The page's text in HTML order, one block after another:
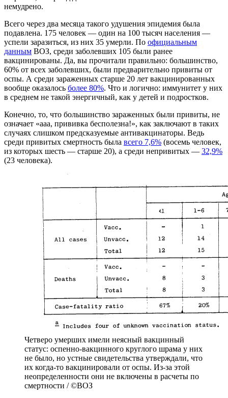
немудрено.
Всего через два месяца такого удушения эпидемия была
подавлена. 175 человек — один на 100 тысяч населения —
успели заразиться, из них 35 умерли. По официальным
данным ВОЗ, среди заболевших 105 были ранее
вакцинированы. Да, вы прочитали правильно: большинство,
60% от всех заболевших, были предварительно привиты от
оспы. А среди зараженных старше 20 лет вакцинированных
вообще оказалось более 80%. Что и логично: иммунитет у них
в среднем не такой энергичный, как у детей и подростков.
Конечно, то, что большинство зараженных были привиты, не
означает «ааа, прививка бесполезна!», как заключают в таких
случаях слишком предсказуемые антивакцинаторы. Ведь
среди привитых смертность была всего 7,6% (восемь человек,
из которых шесть — старше 20), а среди непривитых — 32,9%
(23 человека).
Четверо умерших имели неясный вакцинный
статус: оспенно-вакцинного круглого шрама у них
не было, но устные свидетельства утверждали, что
их когда-то вакцинировали от оспы. Из-за этой
неопределенности они не включены в расчеты по
смертности / ©ВОЗ